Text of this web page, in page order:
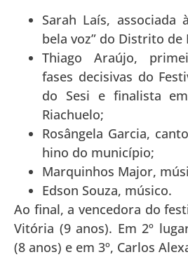
Sarah Laís, associada
bela voz” do Distrito de
Thiago Araújo,
fases decisivas do
do Sesi e finalista
Riachuelo;
Rosângela Garcia,
hino do município;
Marquinhos Major,
Edson Souza, músico.
Ao final, a vencedora do
Vitória (9 anos). Em 2º
(8 anos) e em 3º, Carlos